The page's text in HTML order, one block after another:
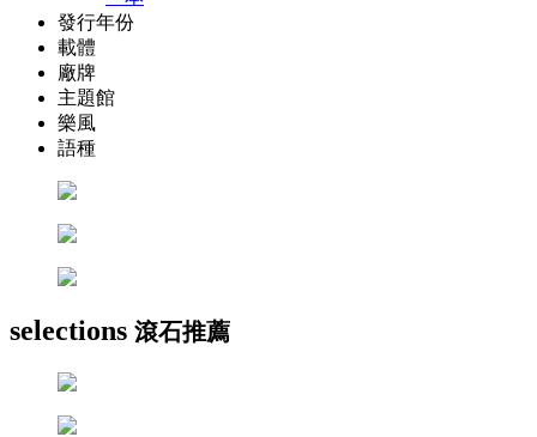
發行年份
載體
廠牌
主題館
樂風
語種
selections 滾石推薦